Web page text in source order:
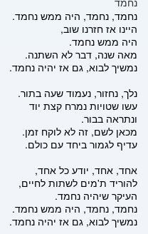
נחמד, נחמד, היה ממש נחמד.
היינו אז חזרנו שוב,
היה ממש נחמד.
מאה שנה, דבר לא השתנה.
נמשיך לבוא, גם אז יהיה נחמד.
נלך, נחזור, נעמוד שעה בתור.
עשו שטויות נמרח קצת יוד
ונתראה בבור.
מכאן לשם, זה לא לוקח זמן.
עדיף לגמור ביחד עם כולם.
אחד, אחד, יודע כל אחד,
להוריד ת'מים לשתות לחיים,
העיקר שיהיה נחמד.
נחמד, נחמד, היה ממש נחמד.
נמשיך לבוא, גם אז יהיה נחמד.